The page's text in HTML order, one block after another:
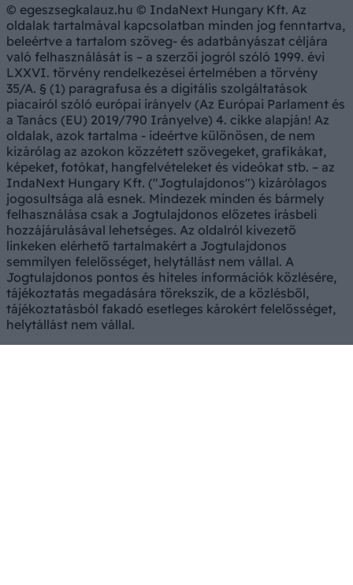
© egeszsegkalauz.hu © IndaNext Hungary Kft. Az
oldalak tartalmával kapcsolatban minden jog fenntartva,
beleértve a tartalom szöveg- és adatbányászat céljára
való felhasználását is – a szerzői jogról szóló 1999. évi
LXXVI. törvény rendelkezései értelmében a törvény
35/A. § (1) paragrafusa és a digitális szolgáltatások
piacairól szóló európai irányelv (Az Európai Parlament és
a Tanács (EU) 2019/790 Irányelve) 4. cikke alapján! Az
oldalak, azok tartalma - ideértve különösen, de nem
kizárólag az azokon közzétett szövegeket, grafikákat,
képeket, fotókat, hangfelvételeket és videókat stb. – az
IndaNext Hungary Kft. ("Jogtulajdonos") kizárólagos
jogosultsága alá esnek. Mindezek minden és bármely
felhasználása csak a Jogtulajdonos előzetes írásbeli
hozzájárulásával lehetséges. Az oldalról kivezető
linkeken elérhető tartalmakért a Jogtulajdonos
semmilyen felelősséget, helytállást nem vállal. A
Jogtulajdonos pontos és hiteles információk közlésére,
tájékoztatás megadására törekszik, de a közlésből,
tájékoztatásból fakadó esetleges károkért felelősséget,
helytállást nem vállal.